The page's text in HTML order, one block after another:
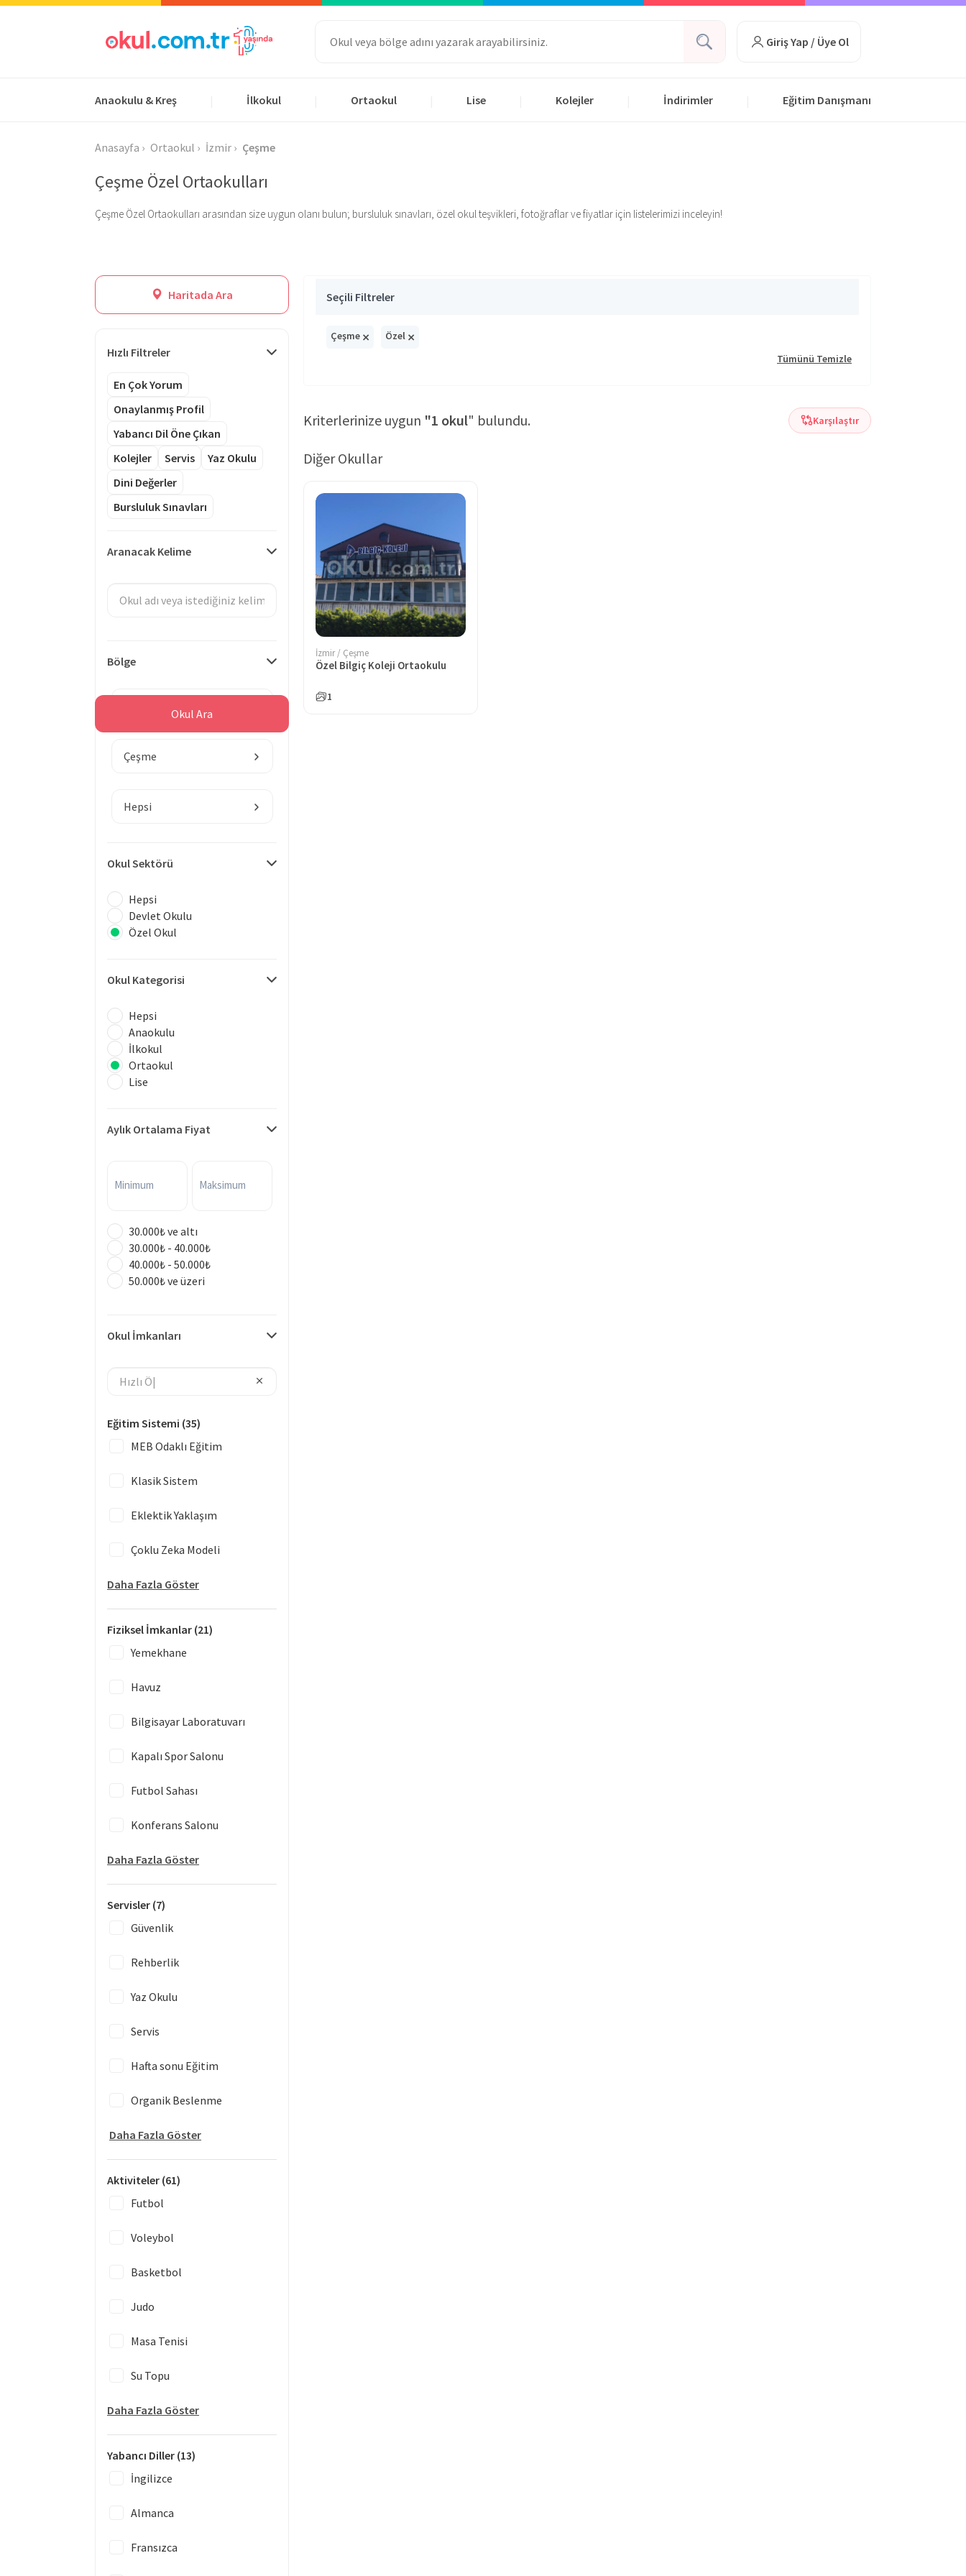
Giriş Yap / Üye Ol
Anaokulu & Kreş İlkokul Ortaokul Lise Kolejler İndirimler Eğitim Danışmanı
Anasayfa Ortaokul İzmir Çeşme
Çeşme Özel Ortaokulları
Çeşme Özel Ortaokulları arasından size uygun olanı bulun; bursluluk sınavları, özel okul teşvikleri, fotoğraflar ve fiyatlar için listelerimizi inceleyin!
Haritada Ara
Hızlı Filtreler
En Çok Yorum
Onaylanmış Profil
Yabancı Dil Öne Çıkan
Kolejler
Servis
Yaz Okulu
Dini Değerler
Bursluluk Sınavları
Aranacak Kelime
Bölge
Çeşme
Hepsi
Okul Sektörü
Hepsi
Devlet Okulu
Özel Okul
Okul Kategorisi
Hepsi
Anaokulu
İlkokul
Ortaokul
Lise
Aylık Ortalama Fiyat
Minimum Maksimum
30.000₺ ve altı
30.000₺ - 40.000₺
40.000₺ - 50.000₺
50.000₺ ve üzeri
Okul İmkanları
Eğitim Sistemi (35)
MEB Odaklı Eğitim
Klasik Sistem
Eklektik Yaklaşım
Çoklu Zeka Modeli
Daha Fazla Göster
Fiziksel İmkanlar (21)
Yemekhane
Havuz
Bilgisayar Laboratuvarı
Kapalı Spor Salonu
Futbol Sahası
Konferans Salonu
Daha Fazla Göster
Servisler (7)
Güvenlik
Rehberlik
Yaz Okulu
Servis
Hafta sonu Eğitim
Organik Beslenme
Daha Fazla Göster
Aktiviteler (61)
Futbol
Voleybol
Basketbol
Judo
Masa Tenisi
Su Topu
Daha Fazla Göster
Yabancı Diller (13)
İngilizce
Almanca
Fransızca
Okul Ara
Seçili Filtreler
Çeşme × Özel ×
Tümünü Temizle
Kriterlerinize uygun "1 okul" bulundu. Karşılaştır
Diğer Okullar
İzmir / Çeşme
Özel Bilgiç Koleji Ortaokulu
1